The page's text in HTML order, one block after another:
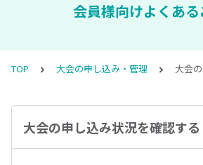
会員様向けよくあ
TOP 大会の申し込み・管理 大会
大会の申し込み状況を確認する